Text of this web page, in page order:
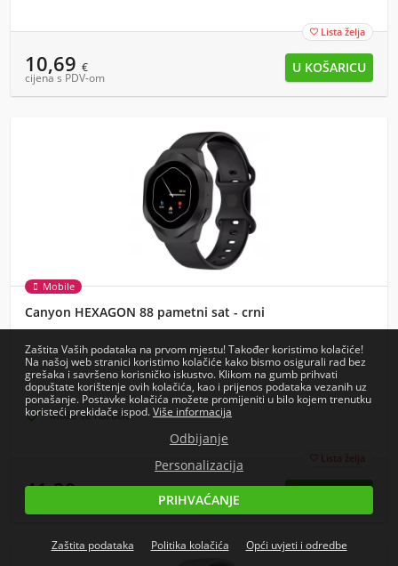
 Lista želja
10,69 €
cijena s PDV-om
Mobile
Canyon HEXAGON 88 pametni sat - crni
 Može se naručiti
41,39
Zaštita Vaših podataka na prvom mjestu! Također koristimo kolačiće!
Na našoj web stranici koristimo kolačiće kako bismo osigurali rad bez
grešaka i savršeno korisničko iskustvo. Klikom na gumb prihvati
dopuštate korištenje ovih kolačića, kao i prijenos podataka vezanih uz
ponašanje. Postavke kolačića možete promijeniti u bilo kojem trenutku
koristeći prekidače ispod.Više informacija
Odbijanje
Personalizacija
PRIHVAĆANJE
Zaštita podataka Politika kolačića Opći uvjeti i odredbe